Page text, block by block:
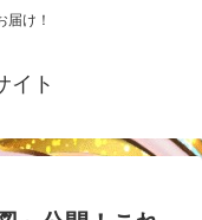
届け！
イト